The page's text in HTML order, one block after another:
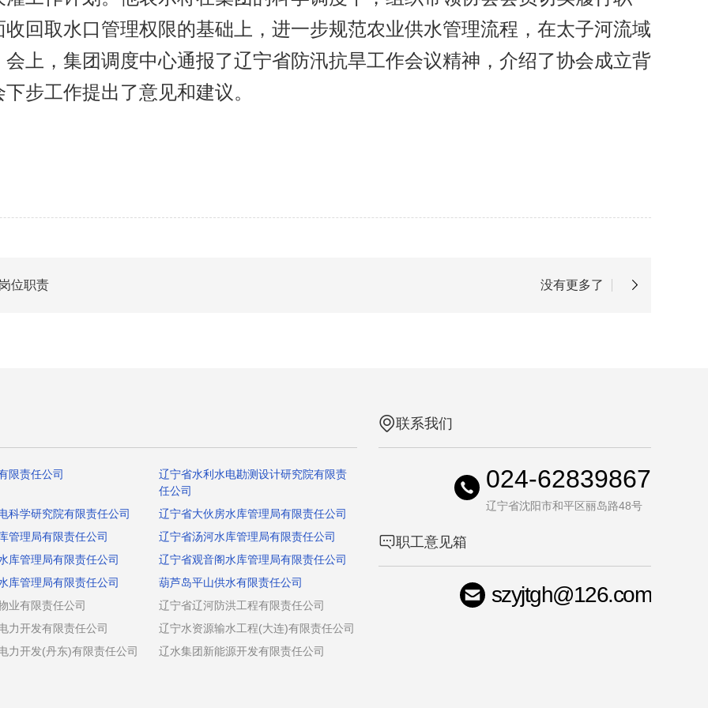
回取水口管理权限的基础上，进一步规范农业供水管理流程，在太子河流域
上，集团调度中心通报了辽宁省防汛抗旱工作会议精神，介绍了协会成立背
步工作提出了意见和建议。
位职责 没有更多了
限责任公司
辽宁省水利水电勘测设计研究院有限责
任公司
科学研究院有限责任公司
辽宁省大伙房水库管理局有限责任公司
管理局有限责任公司
辽宁省汤河水库管理局有限责任公司
库管理局有限责任公司
辽宁省观音阁水库管理局有限责任公司
库管理局有限责任公司
葫芦岛平山供水有限责任公司
业有限责任公司
辽宁省辽河防洪工程有限责任公司
力开发有限责任公司
辽宁水资源输水工程(大连)有限责任公司
力开发(丹东)有限责任公司
辽水集团新能源开发有限责任公司
联系我们
024-62839867
辽宁省沈阳市和平区丽岛路48号
职工意见箱
szyjtgh@126.com